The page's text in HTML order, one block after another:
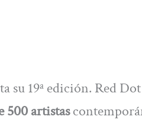
su 19ª edición. Red Dot
500 artistas